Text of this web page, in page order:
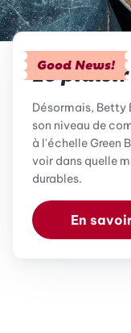
Good News!
Le
Désormais, Betty
son niveau de
à l'échelle Green
voir dans quelle
durables.
En